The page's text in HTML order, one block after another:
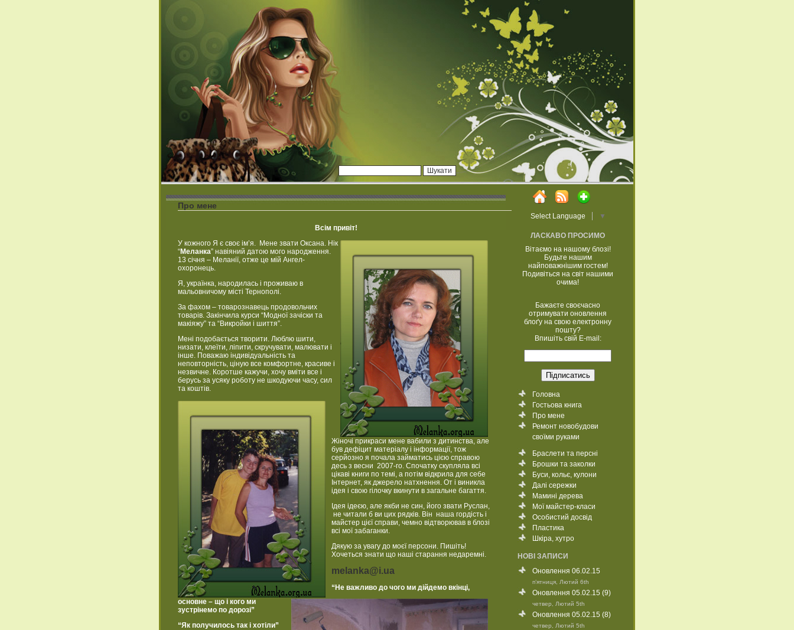
Про мене
Всім привіт!
У кожного Я є своє ім’я. Мене звати Оксана. Нік
“Меланка” навіяний датою мого народження.
13 січня – Меланії, отже це мій Ангел-
охоронець.
Я, українка, народилась і проживаю в
мальовничому місті Тернополі.
За фахом – товарознавець продовольчих
товарів. Закінчила курси “Модної зачіски та
макіяжу” та “Викройки і шиття”.
Мені подобається творити. Люблю шити,
низати, клеїти, ліпити, скручувати, малювати і
інше. Поважаю індивідуальність та
неповторність, ціную все комфортне, красиве і
незвичне. Коротше кажучи, хочу вміти все і
берусь за усяку роботу не шкодуючи часу, сил
та коштів.
Жіночі прикраси мене вабили з дитинства, але
був дефіцит матеріалу і інформації, тож
серйозно я почала займатись цією справою
десь з весни 2007-го. Спочатку скупляла всі
цікаві книги по темі, а потім відкрила для себе
Інтернет, як джерело натхнення. От і виникла
ідея і свою гілочку вкинути в загальне багаття.
Ідея ідеєю, але якби не син, його звати Руслан,
не читали б ви цих рядків. Він наша гордість і
майстер цієї справи, чемно відтворював в блозі
всі мої забаганки.
Дякую за увагу до моєї персони. Пишіть!
Хочеться знати що наші старання недаремні.
melanka@i.ua
“Не важливо до чого ми дійдемо вкінці,
основне – що і кого ми
зустрінемо по дорозі”
“Як получилось так і хотіли”
Select Language ▼
ЛАСКАВО ПРОСИМО
Вітаємо на нашому блозі!
Будьте нашим
найповажнішим гостем!
Подивіться на світ нашими
очима!
Бажаєте своєчасно
отримувати оновлення
блоґу на свою електронну
пошту?
Впишіть свій E-mail:
Головна
Гостьова книга
Про мене
Ремонт новобудови
своїми руками
Браслети та персні
Брошки та заколки
Буси, кольє, кулони
Далі сережки
Мамині дерева
Мої майстер-класи
Особистий досвід
Пластика
Шкіра, хутро
НОВІ ЗАПИСИ
Оновлення 06.02.15
п’ятниця, Лютий 6th
Оновлення 05.02.15 (9)
четвер, Лютий 5th
Оновлення 05.02.15 (8)
четвер, Лютий 5th